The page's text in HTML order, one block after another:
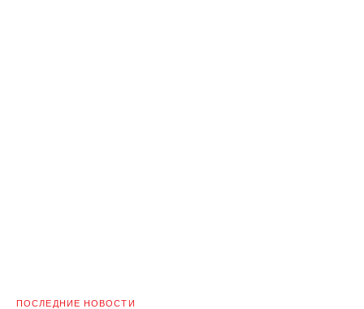
ПОСЛЕДНИЕ НОВОСТИ